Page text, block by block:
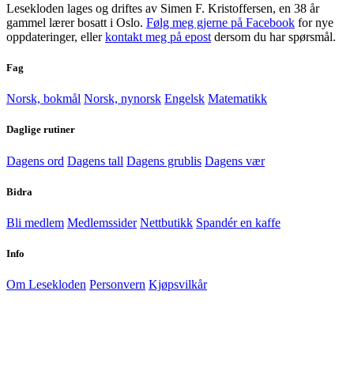
Lesekloden lages og driftes av Simen F. Kristoffersen, en 38 år
gammel lærer bosatt i Oslo. Følg meg gjerne på Facebook for nye
oppdateringer, ellerkontakt meg på epost dersom du har spørsmål.
Fag
Norsk, bokmål Norsk, nynorsk Engelsk Matematikk
Daglige rutiner
Dagens ord Dagens tall Dagens grublis Dagens vær
Bidra
Bli medlem Medlemssider Nettbutikk Spandér en kaffe
Info
Om Lesekloden Personvern Kjøpsvilkår